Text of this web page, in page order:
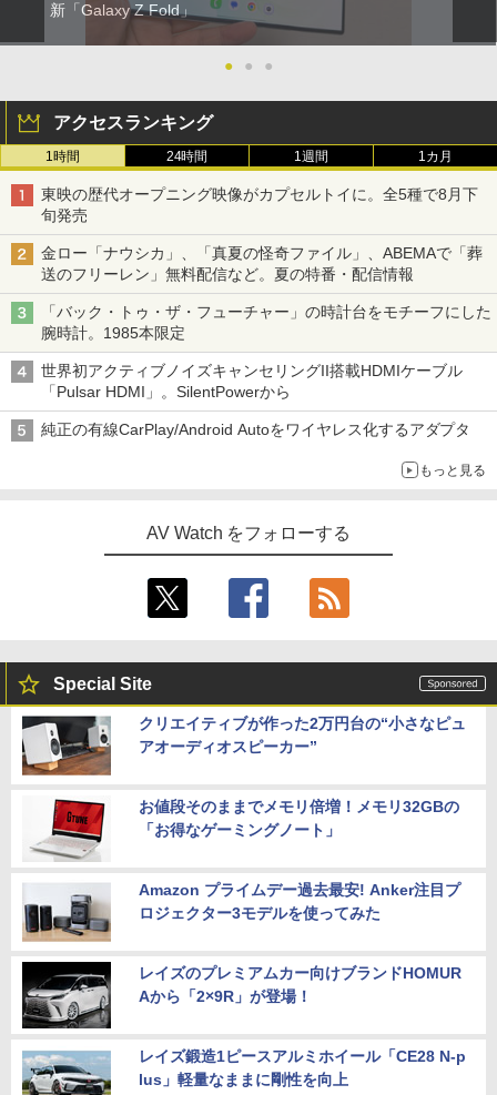
新「Galaxy Z Fold」
● ● ●
アクセスランキング
1時間 24時間 1週間 1カ月
東映の歴代オープニング映像がカプセルトイに。全5種で8月下
旬発売
金ロー「ナウシカ」、「真夏の怪奇ファイル」、ABEMAで「葬
送のフリーレン」無料配信など。夏の特番・配信情報
「バック・トゥ・ザ・フューチャー」の時計台をモチーフにした
腕時計。1985本限定
世界初アクティブノイズキャンセリングII搭載HDMIケーブル
「Pulsar HDMI」。SilentPowerから
純正の有線CarPlay/Android Autoをワイヤレス化するアダプタ
もっと見る
AV Watch をフォローする
Special Site
クリエイティブが作った2万円台の“小さなピュ
アオーディオスピーカー”
お値段そのままでメモリ倍増！メモリ32GBの
「お得なゲーミングノート」
Amazon プライムデー過去最安! Anker注目プ
ロジェクター3モデルを使ってみた
レイズのプレミアムカー向けブランドHOMUR
Aから「2×9R」が登場！
レイズ鍛造1ピースアルミホイール「CE28 N-p
lus」軽量なままに剛性を向上